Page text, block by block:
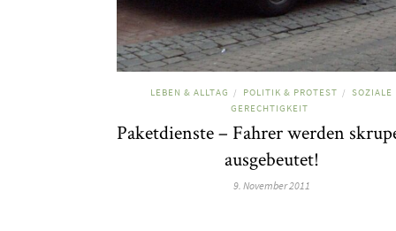
LEBEN & ALLTAG / POLITIK & PROTEST /
SOZIALE
GERECHTIGKEIT
Paketdienste – Fahrer werden
ausgebeutet!
9. November 2011